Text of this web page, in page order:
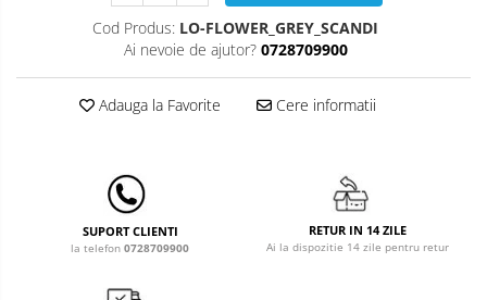
Saltele de infasat
Cod Produs: LO-FLOWER_GREY_SCANDI
Ai nevoie de ajutor? 0728709900
Adauga la Favorite Cere informatii
SUPORT CLIENTI
la telefon 0728709900
RETUR IN 14 ZILE
Ai la dispozitie 14 zile pentru retur